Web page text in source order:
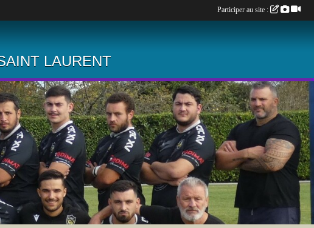
LAURENT
Participer au site :